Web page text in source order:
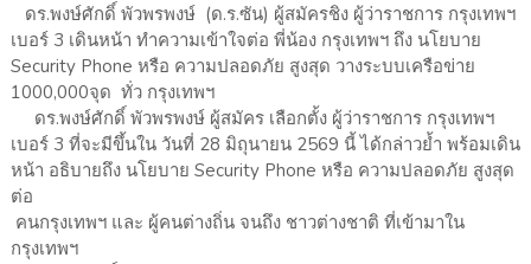
ดร.พงษ์ศักดิ์ พัวพรพงษ์ (ด.ร.ซัน) ผู้สมัครชิง ผู้ว่าราชการ กรุงเทพฯ
เบอร์ 3 เดินหน้า ทำความเข้าใจต่อ พี่น้อง กรุงเทพฯ ถึง นโยบาย
Security Phone หรือ ความปลอดภัย สูงสุด วางระบบเครือข่าย
1000,000จุด ทั่ว กรุงเทพฯ
ดร.พงษ์ศักดิ์ พัวพรพงษ์ ผู้สมัคร เลือกตั้ง ผู้ว่าราชการ กรุงเทพฯ
เบอร์ 3 ที่จะมีขึ้นใน วันที่ 28 มิถุนายน 2569 นี้ ได้กล่าวย้ำ พร้อมเดิน
หน้า อธิบายถึง นโยบาย Security Phone หรือ ความปลอดภัย สูงสุด
ต่อ
คนกรุงเทพฯ และ ผู้คนต่างถิ่น จนถึง ชาวต่างชาติ ที่เข้ามาใน
กรุงเทพฯ